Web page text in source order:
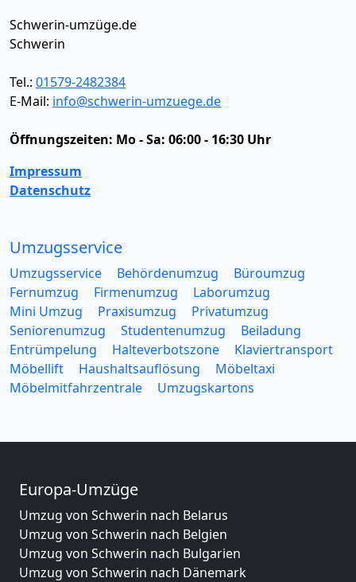
Schwerin-umzüge.de
Schwerin
Tel.: 01579-2482384
E-Mail: info@schwerin-umzuege.de
Öffnungszeiten: Mo - Sa: 06:00 - 16:30 Uhr
Impressum
Datenschutz
Umzugsservice
Umzugsservice Behördenumzug
Büroumzug
Fernumzug
Firmenumzug
Laborumzug
Mini Umzug
Praxisumzug
Privatumzug
Seniorenumzug
Studentenumzug
Beiladung
Entrümpelung
Halteverbotszone
Klaviertransport
Möbellift
Haushaltsauflösung
Möbeltaxi
Möbelmitfahrzentrale
Umzugskartons
Europa-Umzüge
Umzug von Schwerin nach Belarus
Umzug von Schwerin nach Belgien
Umzug von Schwerin nach Bulgarien
Umzug von Schwerin nach Dänemark